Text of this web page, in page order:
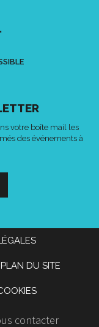
votre boîte mail les
des événements à
PLAN DU SITE
contacter